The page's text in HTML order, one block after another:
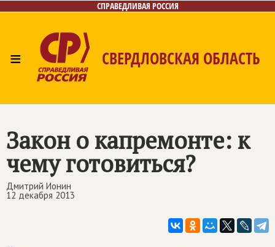
СПРАВЕДЛИВАЯ РОССИЯ
≡ СВЕРДЛОВСКАЯ ОБЛАСТЬ
Закон о капремонте: к
чему готовиться?
Дмитрий Ионин
12 декабря 2013